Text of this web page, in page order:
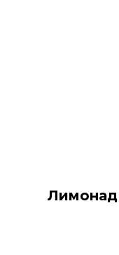
Лимонад